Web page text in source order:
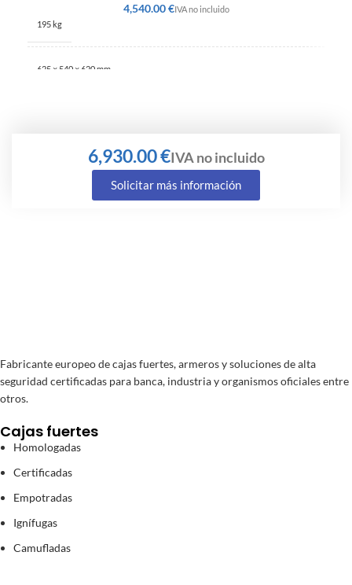
€
195 kg
625 × 540 × 620 mm
€
Solicitar más información
Fabricante europeo de cajas fuertes, armeros y soluciones de alta
seguridad certificadas para banca, industria y organismos oficiales entre
otros.
Cajas fuertes
Homologadas
Certificadas
Empotradas
Ignífugas
Camufladas